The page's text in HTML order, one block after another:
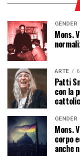
GENDER
Mons.
ARTE
Patti
con la
GENDER
Mons.
corpo
anche